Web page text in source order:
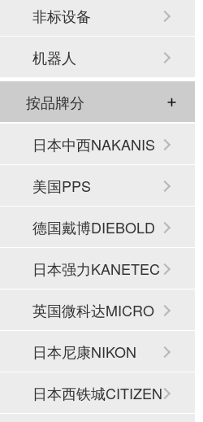
非标设备
机器人
按品牌分
日本中西NAKANIS
HI
美国PPS
德国戴博DIEBOLD
日本强力KANETEC
英国微科达MICRO
SET
日本尼康NIKON
日本西铁城CITIZEN